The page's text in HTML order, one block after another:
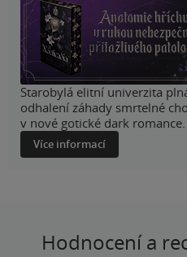
Starobylá elitní univerzita
odhalení záhady smrtelné
v nové gotické dark romance.
Více informací
Hodnocení a